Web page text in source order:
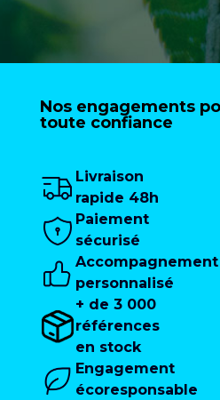
Nos engagements
toute confiance
Livraison
rapide 48h
Paiement
sécurisé
Accompagnement
personnalisé
+ de 3 000
références
en stock
Engagement
écoresponsable